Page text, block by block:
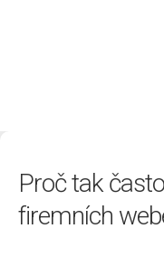
Proč tak
firemních